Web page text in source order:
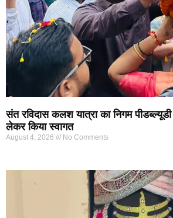
संत रविदास कलश यात्रा का निगम पीडब्ल्यूडी
लेकर किया स्वागत
August 4, 2026 No Comments